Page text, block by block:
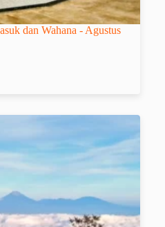
dan Wahana - Agustus